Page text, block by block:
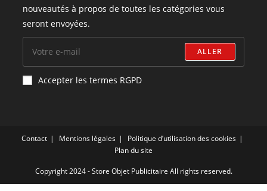
nouveautés à propos de toutes les catégories vous
seront envoyées.
ALLER
Accepter les termes RGPD
Contact Mentions légales
Politique d’utilisation des cookies
Plan du site
Copyright 2024 - Store Objet Publicitaire All rights reserved.